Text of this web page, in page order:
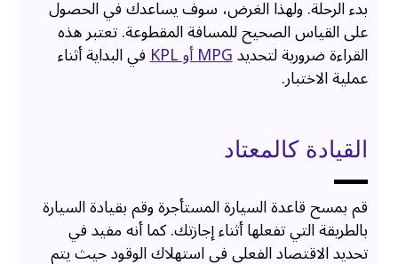
بدء الرحلة. ولهذا الغرض، سوف يساعدك في الحصول
على القياس الصحيح للمسافة المقطوعة. تعتبر هذه
القراءة ضرورية لتحديدMPG أو KPL في البداية أثناء
عملية الاختبار.
القيادة كالمعتاد
قم بمسح قاعدة السيارة المستأجرة وقم بقيادة السيارة
بالطريقة التي تفعلها أثناء إجازتك. كما أنه مفيد في
تحديد الاقتصاد الفعلي في استهلاك الوقود حيث يتم